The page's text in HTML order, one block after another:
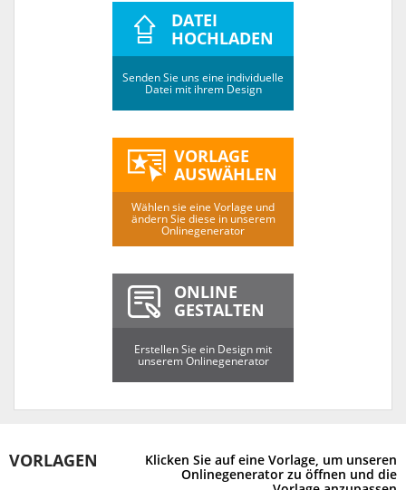
DATEI
HOCHLADEN
Senden Sie uns eine individuelle
Datei mit ihrem Design
VORLAGE
AUSWÄHLEN
Wählen sie eine Vorlage und
ändern Sie diese in unserem
Onlinegenerator
ONLINE
GESTALTEN
Erstellen Sie ein Design mit
unserem Onlinegenerator
VORLAGEN
Klicken Sie auf eine Vorlage, um unseren
Onlinegenerator zu öffnen und die